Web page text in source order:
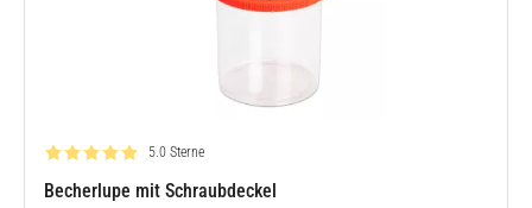
Bewertung: 5.0 von 5
5.0 Sterne
Becherlupe mit Schraubdeckel